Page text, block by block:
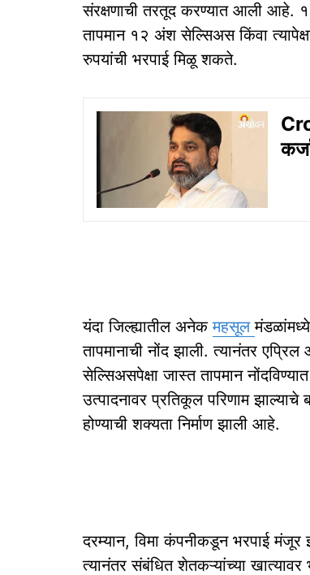
संरक्षणाची तरतूद करण्यात आली आहे.
तापमान १२ अंश सेल्सिअस किंवा
रुपयांची भरपाई मिळू शकते.
यंदा जिल्ह्यातील अनेकमहसूल
तापमानाची नोंद झाली. त्यानंतर
सेल्सिअसपेक्षा जास्त तापमान
उत्पादनावर प्रतिकूल परिणाम झाल्याचे
होण्याची शक्यता निर्माण झाली आहे.
दरम्यान, विमा कंपनीकडून भरपाई
त्यानंतर संबंधित शेतकऱ्यांच्या